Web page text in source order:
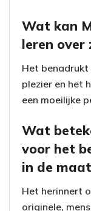
Wat kan
leren over
Het
plezier en het
een moeilijke
Wat
voor het
in de
Het herinnert
originele,